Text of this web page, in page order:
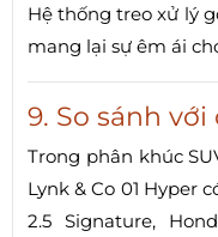
Hệ thống treo xử lý
mang lại sự êm ái
9. So sánh
Trong phân khúc
Lynk & Co 01 Hyper
2.5 Signature,